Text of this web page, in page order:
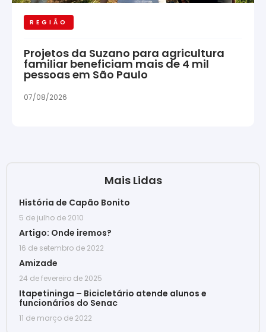
REGIÃO
Projetos da Suzano para agricultura
familiar beneficiam mais de 4 mil
pessoas em São Paulo
07/08/2026
Mais Lidas
História de Capão Bonito
5 de julho de 2010
Artigo: Onde iremos?
16 de setembro de 2022
Amizade
24 de fevereiro de 2025
Itapetininga – Bicicletário atende alunos e
funcionários do Senac
11 de março de 2022